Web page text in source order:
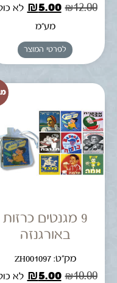
₪12.00
₪5.00
לא
מע"מ
לפרטי המוצר
9 מגנטים כרזות
באורגנזה
מק"ט: ZH001097
₪10.00
₪5.00
לא